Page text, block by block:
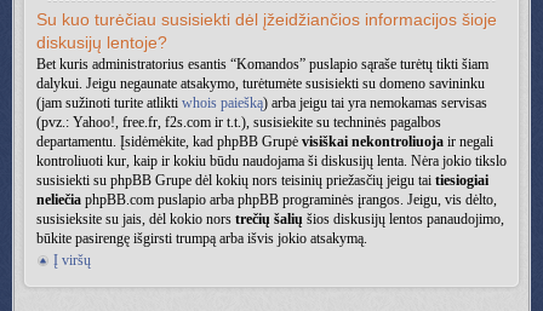
Su kuo turėčiau susisiekti dėl įžeidžiančios informacijos šioje
diskusijų lentoje?
Bet kuris administratorius esantis “Komandos” puslapio sąraše turėtų tikti šiam
dalykui. Jeigu negaunate atsakymo, turėtumėte susisiekti su domeno savininku
(jam sužinoti turite atlikti whois paiešką) arba jeigu tai yra nemokamas servisas
(pvz.: Yahoo!, free.fr, f2s.com ir t.t.), susisiekite su techninės pagalbos
departamentu. Įsidėmėkite, kad phpBB Grupė visiškai nekontroliuoja ir negali
kontroliuoti kur, kaip ir kokiu būdu naudojama ši diskusijų lenta. Nėra jokio tikslo
susisiekti su phpBB Grupe dėl kokių nors teisinių priežasčių jeigu tai tiesiogiai
neliečia phpBB.com puslapio arba phpBB programinės įrangos. Jeigu, vis dėlto,
susisieksite su jais, dėl kokio nors trečių šalių šios diskusijų lentos panaudojimo,
būkite pasirengę išgirsti trumpą arba išvis jokio atsakymą.
Į viršų